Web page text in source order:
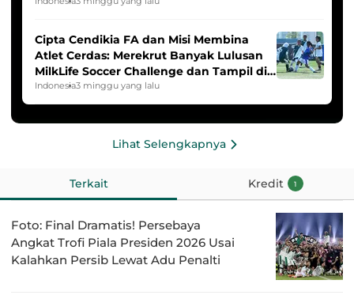
Cipta Cendikia FA dan Misi Membina
Atlet Cerdas: Merekrut Banyak Lulusan
MilkLife Soccer Challenge dan Tampil di
HYDROPLUS Soccer League
Indonesia3 minggu yang lalu
Lihat Selengkapnya
Terkait Kredit 1
Foto: Final Dramatis! Persebaya
Angkat Trofi Piala Presiden 2026 Usai
Kalahkan Persib Lewat Adu Penalti